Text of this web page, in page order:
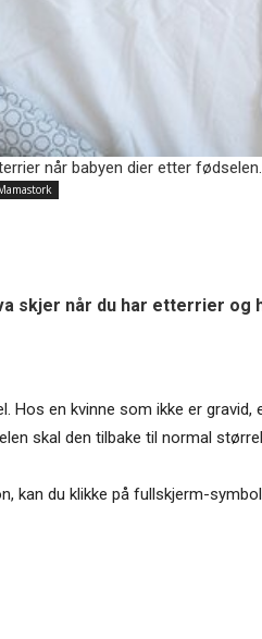
når babyen dier etter
skjer når du har etterrier og
Hos en kvinne som ikke er
skal den tilbake til normal
kan du klikke på fullskjerm-